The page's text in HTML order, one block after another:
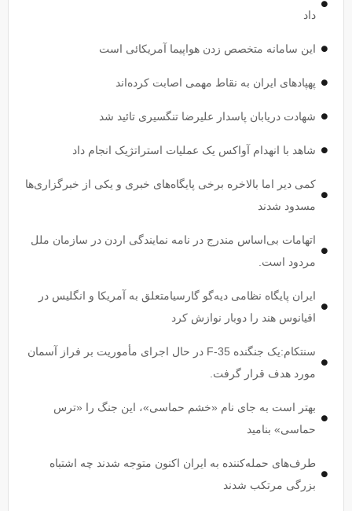
داد
این سامانه متخصص زدن هواپیما آمریکائی است
پهپاد‌های ایران به نقاط مهمی اصابت کرده‌اند
شهادت دریابان پاسدار علیرضا تنگسیری تائید شد
شاهد با انهدام آواکس یک عملیات استراتژیک انجام داد
کمی دیر اما بالاخره برخی پایگاه‌های خبری و یکی از خبرگزاری‌ها
مسدود شدند
اتهامات بی‌اساس مندرج در نامه نمایندگی اردن در سازمان ملل
مردود است.
ایران پایگاه نظامی دیه‌گو گارسیامتعلق به آمریکا و انگلیس در
اقیانوس هند را دوبار نوازش کرد
سنتکام:یک جنگنده F-35 در حال اجرای مأموریت بر فراز آسمان
مورد هدف قرار گرفت.
بهتر است به جای نام «خشم حماسی»، این جنگ را «ترس
حماسی» بنامید
طرف‌های حمله‌کننده به ایران اکنون متوجه شدند چه اشتباه
بزرگی مرتکب شدند